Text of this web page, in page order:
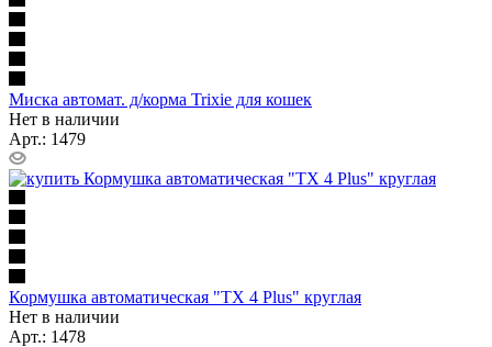
Миска автомат. д/корма Trixie для кошек
Нет в наличии
Арт.: 1479
Кормушка автоматическая "TX 4 Plus" круглая
Нет в наличии
Арт.: 1478